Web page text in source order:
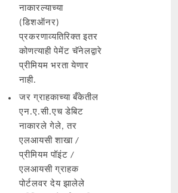
नाकारल्याच्या
(डिशऑनर)
प्रकरणाव्यतिरिक्त इतर
कोणत्याही पेमेंट चॅनेलद्वारे
प्रीमियम भरता येणार
नाही.
जर ग्राहकाच्या बँकेतील
एन.ए.सी.एच डेबिट
नाकारले गेले, तर
एलआयसी शाखा /
प्रीमियम पॉइंट /
एलआयसी ग्राहक
पोर्टलवर देय झालेले